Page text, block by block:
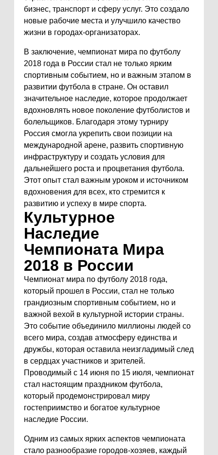
бизнес, транспорт и сферу услуг. Это создало
новые рабочие места и улучшило качество
жизни в городах-организаторах.
В заключение, чемпионат мира по футболу
2018 года в России стал не только ярким
спортивным событием, но и важным этапом в
развитии футбола в стране. Он оставил
значительное наследие, которое продолжает
вдохновлять новое поколение футболистов и
болельщиков. Благодаря этому турниру
Россия смогла укрепить свои позиции на
международной арене, развить спортивную
инфраструктуру и создать условия для
дальнейшего роста и процветания футбола.
Этот опыт стал важным уроком и источником
вдохновения для всех, кто стремится к
развитию и успеху в мире спорта.
Культурное
Наследие
Чемпионата Мира
2018 в России
Чемпионат мира по футболу 2018 года,
который прошел в России, стал не только
грандиозным спортивным событием, но и
важной вехой в культурной истории страны.
Это событие объединило миллионы людей со
всего мира, создав атмосферу единства и
дружбы, которая оставила неизгладимый след
в сердцах участников и зрителей.
Проводимый с 14 июня по 15 июля, чемпионат
стал настоящим праздником футбола,
который продемонстрировал миру
гостеприимство и богатое культурное
наследие России.
Одним из самых ярких аспектов чемпионата
стало разнообразие городов-хозяев, каждый